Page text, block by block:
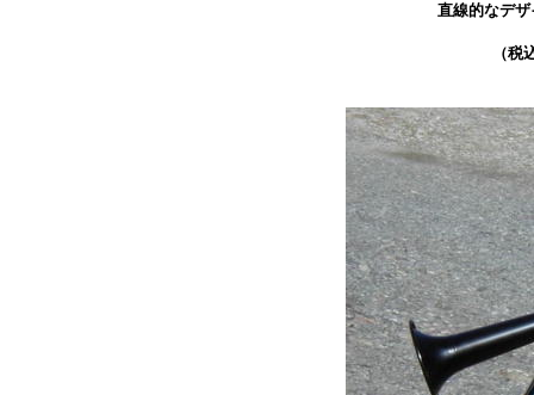
直線的なデ
（税